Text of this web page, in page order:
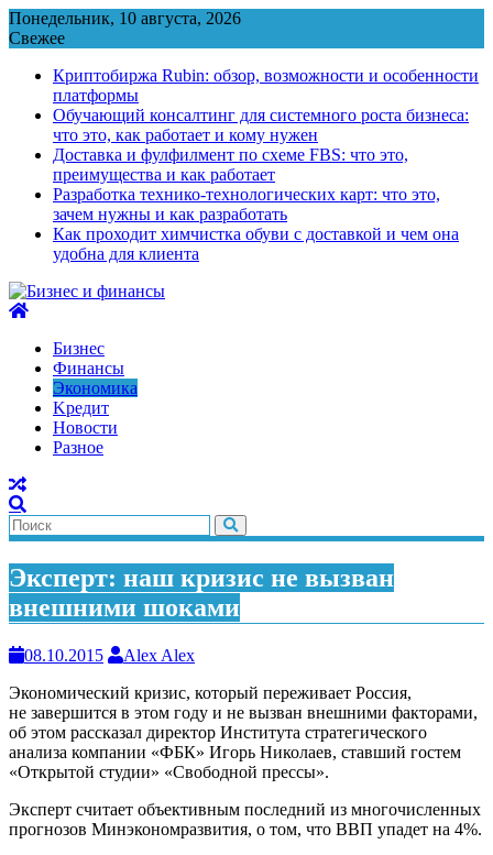
Перейти
к
Понедельник, 10 августа, 2026
Свежее
Криптобиржа Rubin: обзор, возможности и особенности
платформы
Обучающий консалтинг для системного роста бизнеса:
что это, как работает и кому нужен
Доставка и фулфилмент по схеме FBS: что это,
преимущества и как работает
Разработка технико-технологических карт: что это,
зачем нужны и как разработать
Как проходит химчистка обуви с доставкой и чем она
удобна для клиента
Бизнес
Финансы
Экономика
Kредит
Новости
Разное
Эксперт: наш кризис не вызван
внешними шоками
08.10.2015
Alex Alex
Экономический кризис, который переживает Россия,
не завершится в этом году и не вызван внешними факторами,
об этом рассказал директор Института стратегического
анализа компании «ФБК» Игорь Николаев, ставший гостем
«Открытой студии» «Свободной прессы».
Эксперт считает объективным последний из многочисленных
прогнозов Минэкономразвития, о том, что ВВП упадет на 4%.